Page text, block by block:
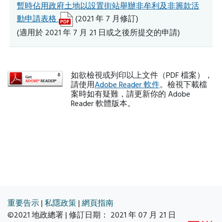
暫時佔用政府土地以設置街站舉辦非牟利及非籌款活
動申請表格
(2021 年 7 月修訂)
(適用於 2021 年 7 月 21 日或之後所提交的申請)
如欲檢視或列印以上文件（PDF 檔案），
請使用Adobe Reader 軟件。檢視下載檔
案時如有疑難，請更新你的 Adobe
Reader 軟體版本。
重要告示| 私隱政策| 網頁指南
©2021 地政總署 | 修訂日期： 2021 年 07 月 21 日